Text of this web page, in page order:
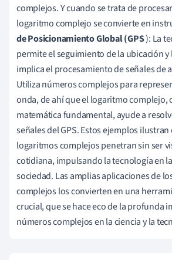
complejos. Y cuando se trata de
logaritmo complejo se convierte en
de Posicionamiento Global (GPS): La
permite el seguimiento de la ubicación y
implica el procesamiento de señales de
Utiliza números complejos para
onda, de ahí que el logaritmo complejo,
matemática fundamental, ayude a
señales del GPS. Estos ejemplos
logaritmos complejos penetran sin ser
cotidiana, impulsando la tecnología en
sociedad. Las amplias aplicaciones de
complejos los convierten en una
crucial, que se hace eco de la profunda
números complejos en la ciencia y la